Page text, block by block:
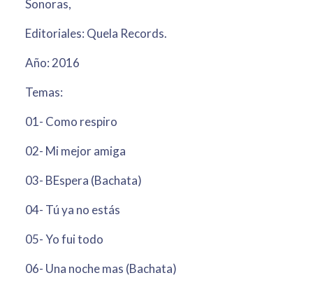
Sonoras,
Editoriales: Quela Records.
Año: 2016
Temas:
01- Como respiro
02- Mi mejor amiga
03- BEspera (Bachata)
04- Tú ya no estás
05- Yo fui todo
06- Una noche mas (Bachata)